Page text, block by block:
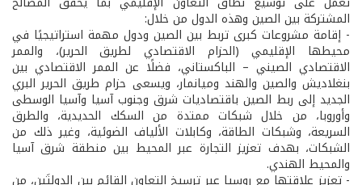
المشتركة بين الصين وهذه الدول من خلال:
- إقامة مشروعات كبرى تربط بين الصين ودول مهمة استراتيجيًا في
محيطها الإقليمي (الحزام الاقتصادي لطريق الحرير)، والممر
الاقتصادي الصيني – الباكستاني، فضلًا عن الممر الاقتصادي بين
بنغلاديش والصين والهند وميانمار، ويسعى حزام طريق الحرير البري
الجديد إلى ربط الصين باقتصاديات شرق وجنوب آسيا وآسيا الوسطى
وأوروبا، من خلال شبكات ممتدة من السكك الحديدية، والطرق
السريعة، وشبكات الطاقة، وكابلات الألياف الضوئية، وغير ذلك من
الشبكات، بهدف تعزيز التجارة عبر المحيط بين منطقة شرق آسيا
والمحيط الهندي.
- تعزيز علاقتها مع روسيا عبر ترسيخ التعاون القائم بين الدولتَين، من